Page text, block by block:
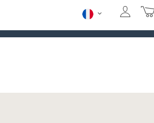
08. POUR LES URGENCESCONTACTEZ-